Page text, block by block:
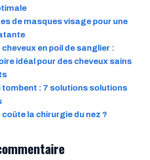
de masques visage pour une
en poil de sanglier :
idéal pour des cheveux sains
tombent : 7 solutions solutions
coûte la chirurgie du nez ?